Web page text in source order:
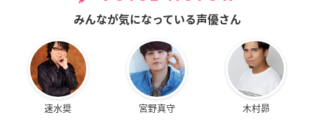
みんなが気になっている声優さん
速水奨 宮野真守 木村昴